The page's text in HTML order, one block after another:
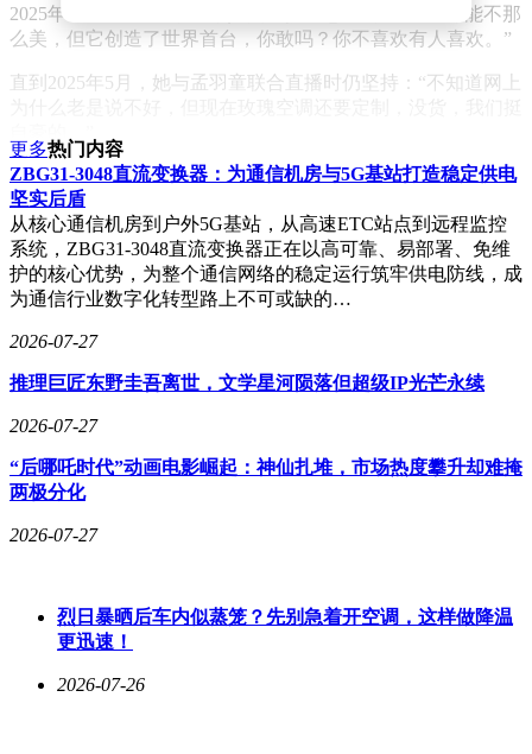
2025年8月中国品牌节上，她更直接回怼：“玫瑰空调可能不那
么美，但它创造了世界首台，你敢吗？你不喜欢有人喜欢。”
直到2025年5月，她与孟羽童联合直播时仍坚持：“不知道网上
格力电器CMO朱磊介绍：目前这款饱受争议的玫瑰空调产品
已经迭代到第三代。
更多热门内容
ZBG31-3048直流变换器：为通信机房与5G基站打造稳定供电
坚实后盾
从核心通信机房到户外5G基站，从高速ETC站点到远程监控
系统，ZBG31-3048直流变换器正在以高可靠、易部署、免维
护的核心优势，为整个通信网络的稳定运行筑牢供电防线，成
为通信行业数字化转型路上不可或缺的…
2026-07-27
推理巨匠东野圭吾离世，文学星河陨落但超级IP光芒永续
2026-07-27
“后哪吒时代”动画电影崛起：神仙扎堆，市场热度攀升却难掩
两极分化
2026-07-27
烈日暴晒后车内似蒸笼？先别急着开空调，这样做降温
更迅速！
2026-07-26